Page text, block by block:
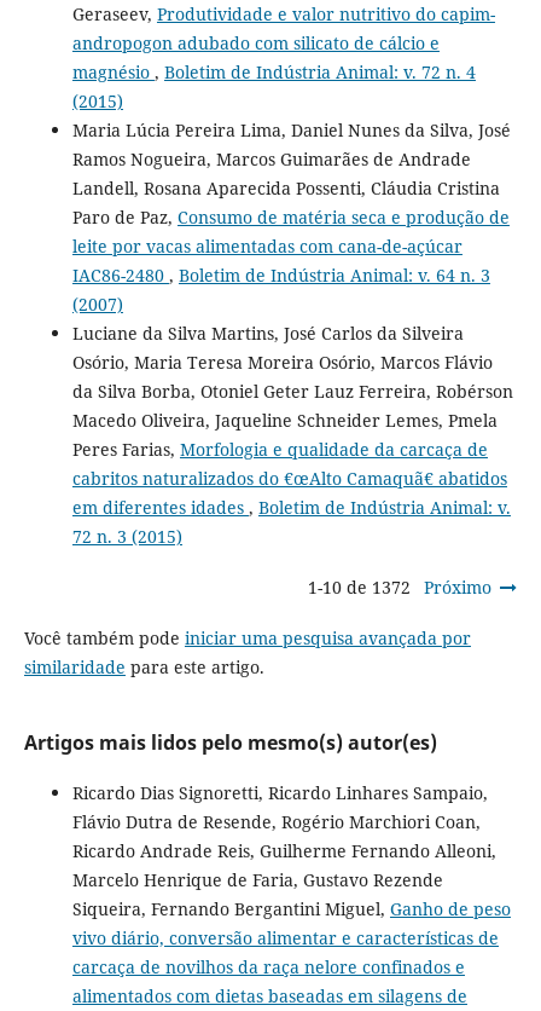
Geraseev, Produtividade e valor nutritivo do capim-
andropogon adubado com silicato de cálcio e
magnésio , Boletim de Indústria Animal: v. 72 n. 4
(2015)
Maria Lúcia Pereira Lima, Daniel Nunes da Silva, José
Ramos Nogueira, Marcos Guimarães de Andrade
Landell, Rosana Aparecida Possenti, Cláudia Cristina
Paro de Paz, Consumo de matéria seca e produção de
leite por vacas alimentadas com cana-de-açúcar
IAC86-2480 , Boletim de Indústria Animal: v. 64 n. 3
(2007)
Luciane da Silva Martins, José Carlos da Silveira
Osório, Maria Teresa Moreira Osório, Marcos Flávio
da Silva Borba, Otoniel Geter Lauz Ferreira, Robérson
Macedo Oliveira, Jaqueline Schneider Lemes, Pmela
Peres Farias, Morfologia e qualidade da carcaça de
cabritos naturalizados do €œAlto Camaquã€ abatidos
em diferentes idades , Boletim de Indústria Animal: v.
72 n. 3 (2015)
1-10 de 1372 Próximo
Você também pode iniciar uma pesquisa avançada por
similaridade para este artigo.
Artigos mais lidos pelo mesmo(s) autor(es)
Ricardo Dias Signoretti, Ricardo Linhares Sampaio,
Flávio Dutra de Resende, Rogério Marchiori Coan,
Ricardo Andrade Reis, Guilherme Fernando Alleoni,
Marcelo Henrique de Faria, Gustavo Rezende
Siqueira, Fernando Bergantini Miguel, Ganho de peso
vivo diário, conversão alimentar e características de
carcaça de novilhos da raça nelore confinados e
alimentados com dietas baseadas em silagens de